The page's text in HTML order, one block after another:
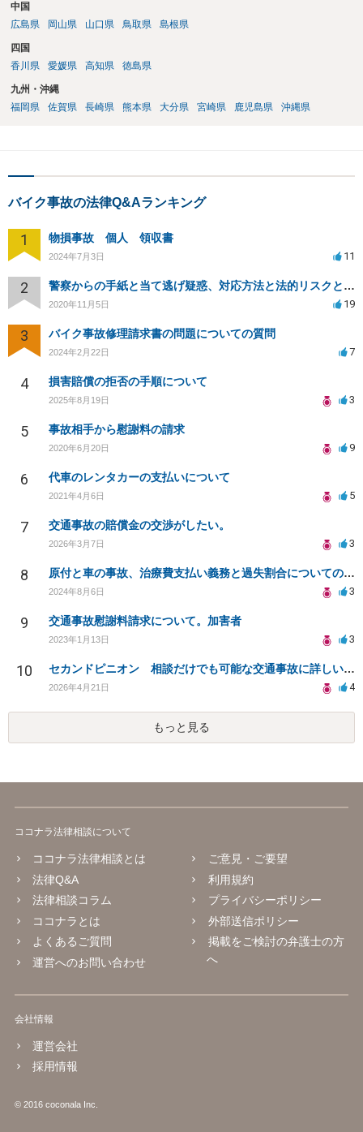
中国
広島県
岡山県 山口県 鳥取県 島根県
四国
香川県
愛媛県 高知県 徳島県
九州・沖縄
福岡県
佐賀県 長崎県 熊本県 大分県 宮崎県 鹿児島県 沖縄県
バイク事故の法律Q&Aランキング
1 物損事故 個人 領収書
2024年7月3日 11
2 警察からの手紙と当て逃げ疑惑、対応方法と法的リスクとは？
2020年11月5日 19
3 バイク事故修理請求書の問題についての質問
2024年2月22日 7
4 損害賠償の拒否の手順について
2025年8月19日 3
5 事故相手から慰謝料の請求
2020年6月20日 9
6 代車のレンタカーの支払いについて
2021年4月6日 5
7 交通事故の賠償金の交渉がしたい。
2026年3月7日 3
8 原付と車の事故、治療費支払い義務と過失割合についての相談
2024年8月6日 3
9 交通事故慰謝料請求について。加害者
2023年1月13日 3
10 セカンドピニオン 相談だけでも可能な交通事故に詳しい弁護士さんを探してます
2026年4月21日 4
もっと見る
ココナラ法律相談について
ココナラ法律相談とは
法律Q&A
法律相談コラム
ココナラとは
よくあるご質問
運営へのお問い合わせ
ご意見・ご要望
利用規約
プライバシーポリシー
外部送信ポリシー
掲載をご検討の弁護士の方
へ
会社情報
運営会社
採用情報
© 2016 coconala Inc.